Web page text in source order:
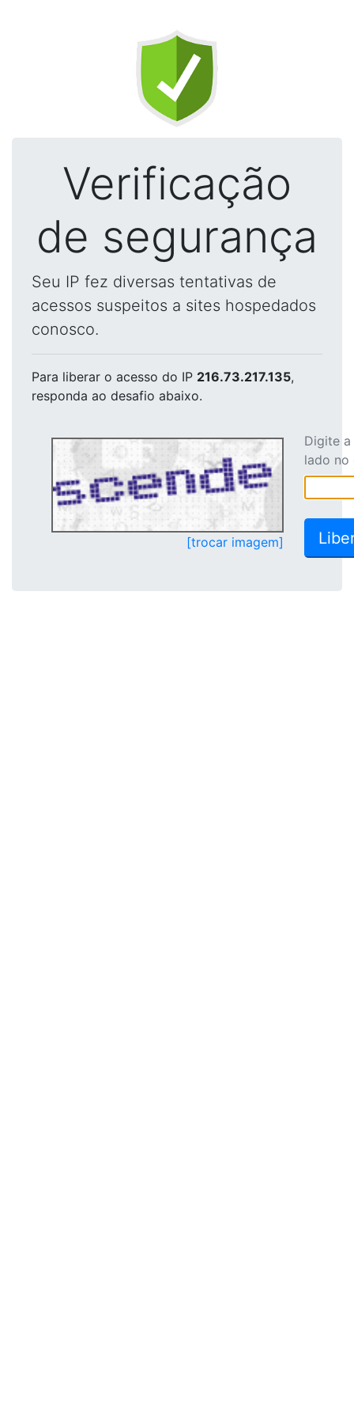
Verificação
de segurança
Seu IP fez diversas tentativas de
acessos suspeitos a sites hospedados
conosco.
Para liberar o acesso do IP 216.73.217.135,
responda ao desafio abaixo.
[trocar imagem]
Digite
lado no